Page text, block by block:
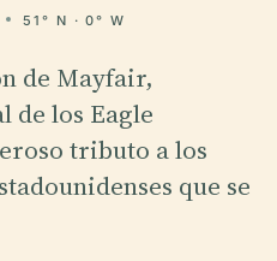
51° N · 0° W
de Mayfair,
de los Eagle
tributo a los
que se